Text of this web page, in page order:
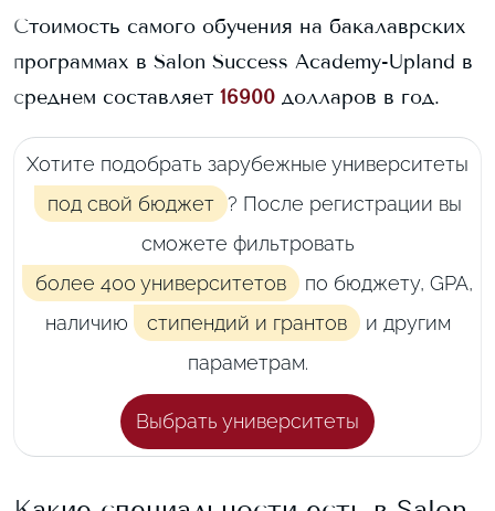
Стоимость самого обучения на бакалаврских
программах в Salon Success Academy-Upland в
среднем составляет 16900 долларов в год.
Хотите подобрать зарубежные университеты
под свой бюджет ? После регистрации вы
сможете фильтровать
более 400 университетов
по бюджету, GPA,
наличию
стипендий и грантов и другим
параметрам.
Выбрать университеты